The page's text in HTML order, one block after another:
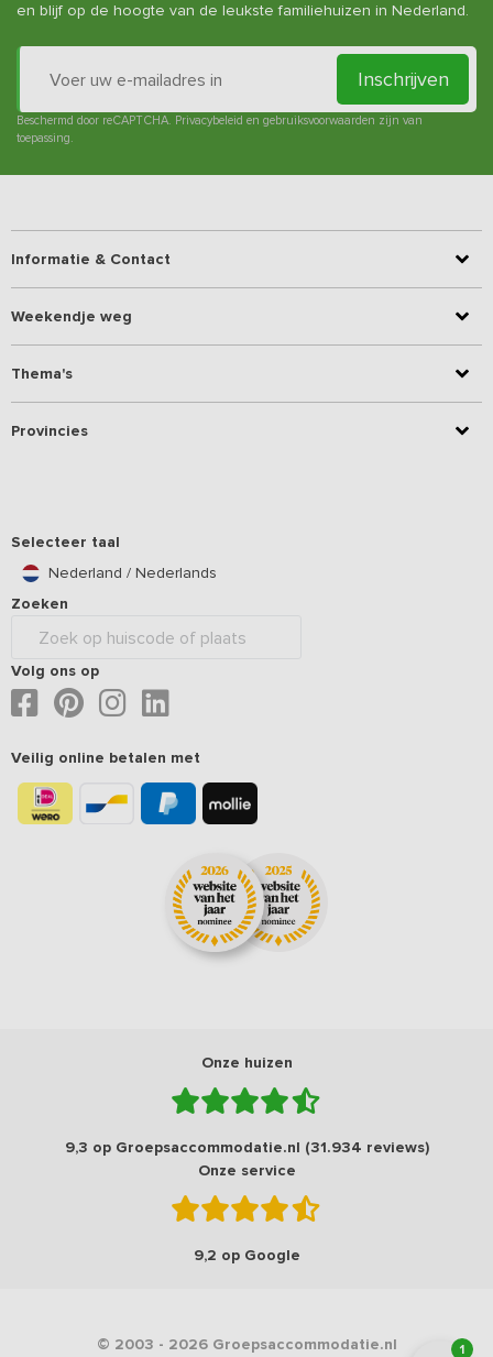
1
en blijf op de hoogte van de leukste familiehuizen in Nederland.
Inschrijven
Beschermd door reCAPTCHA. Privacybeleid en gebruiksvoorwaarden zijn van
toepassing.
Informatie & Contact
Weekendje weg
Thema's
Provincies
Selecteer taal
Nederland / Nederlands
Zoeken
Volg ons op
Veilig online betalen met
Onze huizen
9,3 op Groepsaccommodatie.nl (31.934 reviews)
Onze service
9,2 op Google
© 2003 - 2026 Groepsaccommodatie.nl